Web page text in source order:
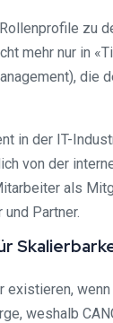
zu
mehr nur in
die
in der IT-
von der
als
Partner.
existieren,
weshalb